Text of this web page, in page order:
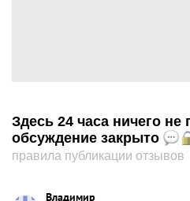
Здесь 24 часа ничего не
обсуждение закрыто
правила публикации отзывов
Владимир